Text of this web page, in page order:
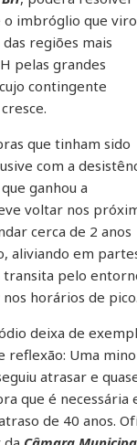
imbróglio que
regiões mais
pelas grandes
contingente
que tinham sido
com a
ganhou a
voltar nos
cerca de 2 anos
aliviando em
transita pelo
nos horários de pico.
deixa de
reflexão: Uma
atrasar e
que é necessária
de 40 anos.